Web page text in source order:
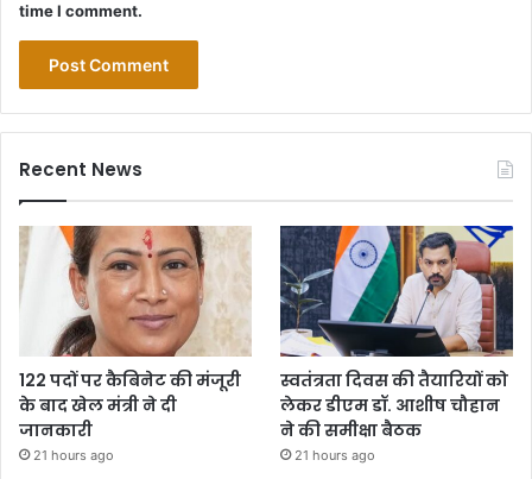
time I comment.
Recent News
122 पदों पर कैबिनेट की मंजूरी
के बाद खेल मंत्री ने दी
जानकारी
21 hours ago
स्वतंत्रता दिवस की तैयारियों को
लेकर डीएम डॉ. आशीष चौहान
ने की समीक्षा बैठक
21 hours ago